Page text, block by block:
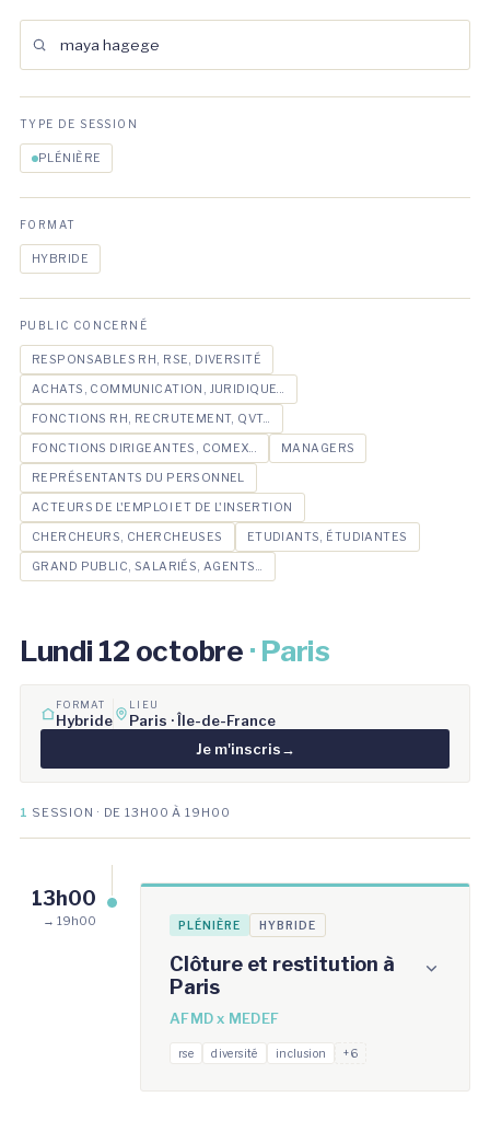
TYPE DE SESSION
PLÉNIÈRE
FORMAT
HYBRIDE
PUBLIC CONCERNÉ
RESPONSABLES RH, RSE, DIVERSITÉ
ACHATS, COMMUNICATION, JURIDIQUE...
FONCTIONS RH, RECRUTEMENT, QVT...
FONCTIONS DIRIGEANTES, COMEX... MANAGERS
REPRÉSENTANTS DU PERSONNEL
ACTEURS DE L'EMPLOI ET DE L'INSERTION
CHERCHEURS, CHERCHEUSES ETUDIANTS, ÉTUDIANTES
GRAND PUBLIC, SALARIÉS, AGENTS...
Lundi 12 octobre · Paris
FORMAT
Hybride
LIEU
Paris · Île-de-France
Je m'inscris→
1 SESSION · DE 13H00 À 19H00
13h00
→ 19h00 PLÉNIÈRE HYBRIDE
Clôture et restitution à
Paris
AFMD x MEDEF
rse diversité inclusion +6